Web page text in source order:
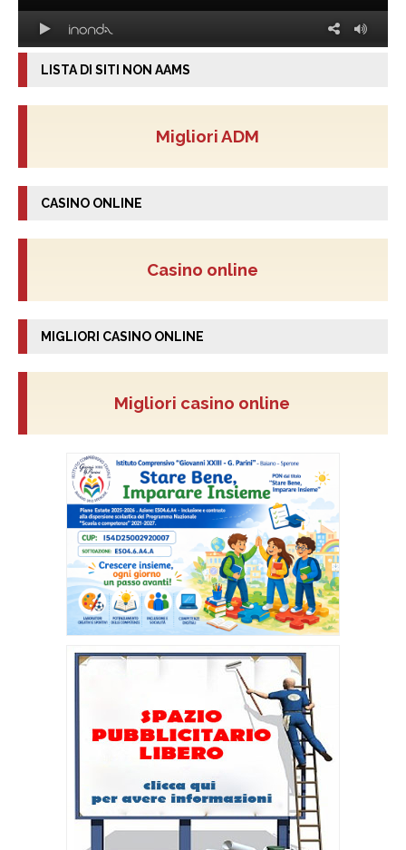
LISTA DI SITI NON AAMS
Migliori ADM
CASINO ONLINE
Casino online
MIGLIORI CASINO ONLINE
Migliori casino online